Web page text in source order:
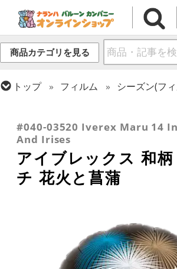
商品カテゴリを見る
トップ フィルム シーズン(フ
#040-03520 Iverex Maru 14
And Irises
アイブレックス 和
チ 花火と菖蒲